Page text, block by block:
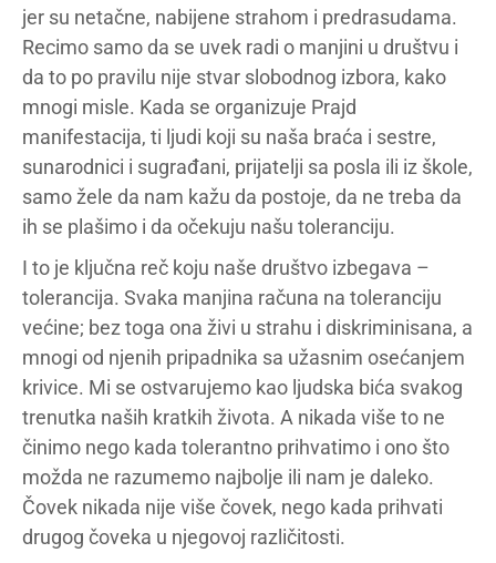
jer su netačne, nabijene strahom i predrasudama.
Recimo samo da se uvek radi o manjini u društvu i
da to po pravilu nije stvar slobodnog izbora, kako
mnogi misle. Kada se organizuje Prajd
manifestacija, ti ljudi koji su naša braća i sestre,
sunarodnici i sugrađani, prijatelji sa posla ili iz škole,
samo žele da nam kažu da postoje, da ne treba da
ih se plašimo i da očekuju našu toleranciju.
I to je ključna reč koju naše društvo izbegava –
tolerancija. Svaka manjina računa na toleranciju
većine; bez toga ona živi u strahu i diskriminisana, a
mnogi od njenih pripadnika sa užasnim osećanjem
krivice. Mi se ostvarujemo kao ljudska bića svakog
trenutka naših kratkih života. A nikada više to ne
činimo nego kada tolerantno prihvatimo i ono što
možda ne razumemo najbolje ili nam je daleko.
Čovek nikada nije više čovek, nego kada prihvati
drugog čoveka u njegovoj različitosti.